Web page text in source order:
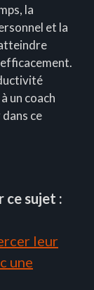
la
et la
un coach
ce
ce sujet :
leur
une